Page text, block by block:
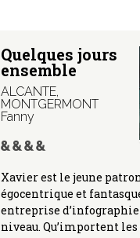
Quelques jours
ensemble
ALCANTE,
MONTGERMONT
Fanny
Xavier est le jeune
égocentrique et
entreprise d’infographie
niveau. Qu’importent